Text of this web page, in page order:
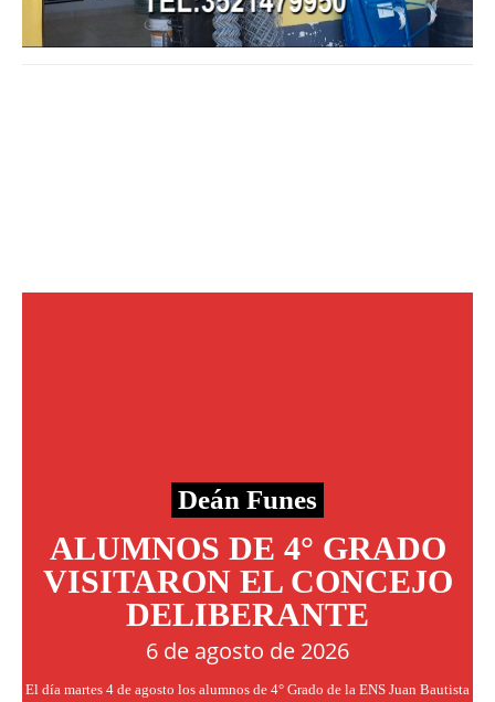
Deán Funes
ALUMNOS DE 4° GRADO
VISITARON EL CONCEJO
DELIBERANTE
6 de agosto de 2026
El día martes 4 de agosto los alumnos de 4° Grado de la ENS Juan Bautista